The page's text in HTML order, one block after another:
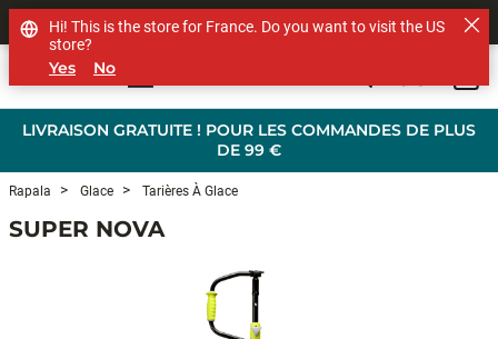
LIVRAISON GRATUITE ! POUR LES COMMANDES DE PLUS
DE 99 €
SHOP OTHER BRANDS
Rapala Glace Tarières À Glace
SUPER NOVA
Hi! This is the store for France. Do you want to visit the US
store?
Yes No